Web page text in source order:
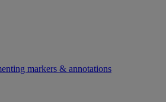
markers & annotations